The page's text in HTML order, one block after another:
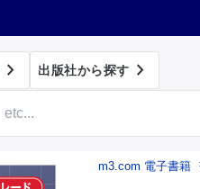
 出版社から探す 
m3.com 電子書籍